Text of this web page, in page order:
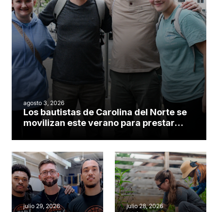
agosto 3, 2026
Los bautistas de Carolina del Norte se
movilizan este verano para prestar
julio 29, 2026 julio 28, 2026